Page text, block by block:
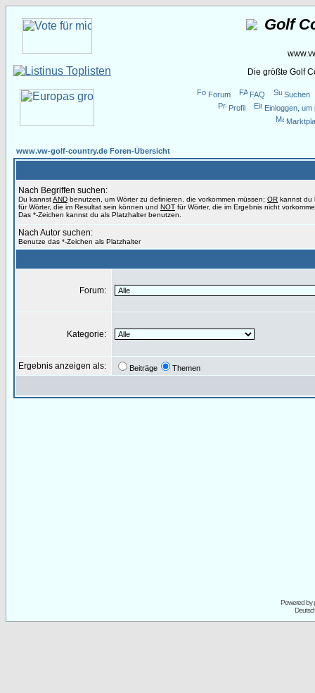
Golf
Die größte Golf
Forum FAQ
Suchen
Profil
Einloggen,
www.vw-golf-country.de Foren-Übersicht
Nach Begriffen suchen:
Du kannstAND benutzen, um Wörter zu definieren, die vorkommen müssen; OR kannst du
für Wörter, die im Resultat sein können und NOT für Wörter, die im Ergebnis nicht
Das *-Zeichen kannst du als Platzhalter benutzen.
Nach Autor suchen:
Benutze das *-Zeichen als Platzhalter
Forum:
Kategorie:
Ergebnis anzeigen als: Beiträge Themen
Powered by